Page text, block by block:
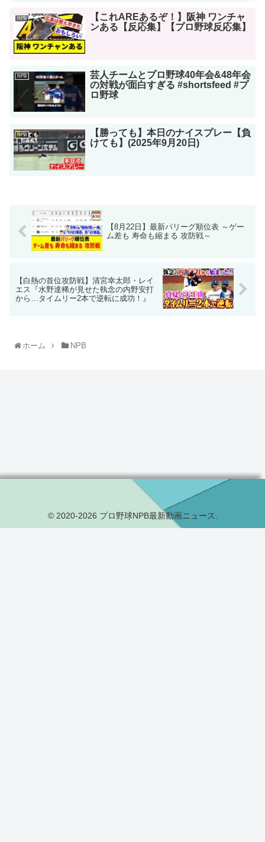
NPB
【これAREあるぞ！】阪神 ワンチャ
ンある【反応集】【プロ野球反応集】
NPB
芸人チームとプロ野球40年会&48年会
の対戦が面白すぎる #shortsfeed #プ
ロ野球
NPB
【勝っても】本日のナイスプレー【負
けても】(2025年9月20日)
【8月22日】最新パリーグ順位表 ～ゲー
ム差も 寿命も縮まる 攻防戦～
【白熱の首位攻防戦】清宮幸太郎・レイ
エス『水野達稀が見せた執念の内野安打
から…タイムリー2本で逆転に成功！』
ホーム NPB
© 2020-2026 プロ野球NPB最新動画ニュース.